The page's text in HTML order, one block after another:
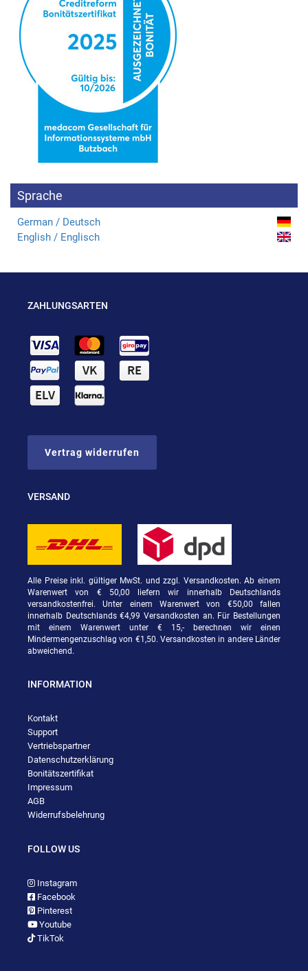
Sprache
German / Deutsch
English / Englisch
ZAHLUNGSARTEN
Vertrag widerrufen
VERSAND
Alle Preise inkl. gültiger MwSt. und zzgl. Versandkosten. Ab einem
Warenwert von € 50,00 liefern wir innerhalb Deutschlands
versandkostenfrei. Unter einem Warenwert von €50,00 fallen
innerhalb Deutschlands €4,99 Versandkosten an. Für Bestellungen
mit einem Warenwert unter € 15,- berechnen wir einen
Mindermengenzuschlag von €1,50. Versandkosten in andere Länder
abweichend.
INFORMATION
Kontakt
Support
Vertriebspartner
Datenschutzerklärung
Bonitätszertifikat
Impressum
AGB
Widerrufsbelehrung
FOLLOW US
Instagram
Facebook
Pinterest
Youtube
TikTok